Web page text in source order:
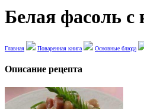
Белая фасоль с
Главная Поваренная книга Основные блюда
Описание рецепта